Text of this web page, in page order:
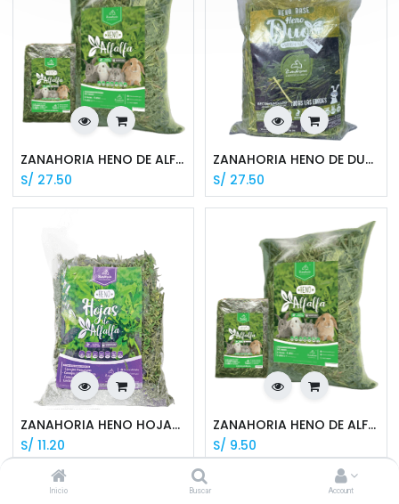
Inicio Buscar Account
ZANAHORIA HENO DE ALFALFA 1 KG
S/ 27.50
ZANAHORIA HENO DE DUO (AVENA/ALFALFA) 1 KG
S/ 27.50
ZANAHORIA HENO HOJAS DE ALFALFA 250 G
S/ 11.20
ZANAHORIA HENO DE ALFALFA 250 GR
S/ 9.50